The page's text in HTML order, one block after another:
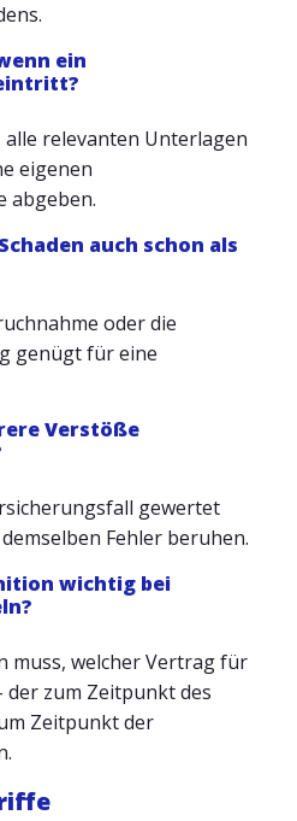
ein
relevanten Unterlagen
eigenen
abgeben.
auch schon als
oder die
genügt für eine
Verstöße
gewertet
Fehler beruhen.
wichtig bei
muss, welcher Vertrag für
der zum Zeitpunkt des
Zeitpunkt der